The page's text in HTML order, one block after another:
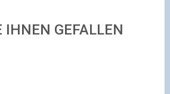
IHNEN GEFALLEN